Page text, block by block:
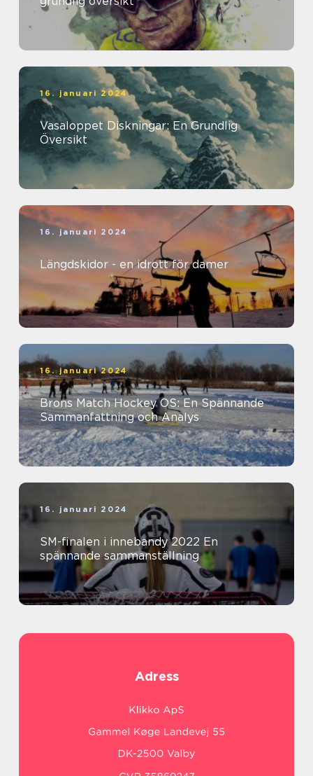
16. januari 2024
Vasaloppet Diskningar: En Grundlig
Översikt
16. januari 2024
Längdskidor - en idrott för damer
16. januari 2024
Brons Match Hockey OS: En Spännande
Sammanfattning och Analys
16. januari 2024
SM-finalen i innebandy 2022 En
spännande sammanställning
Adress